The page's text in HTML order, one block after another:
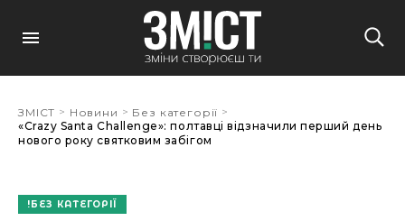
ЗМІСТ > Новини > Без категорії >
«Crazy Santa Challenge»: полтавці відзначили перший день
нового року святковим забігом
БЕЗ КАТЕГОРІЇ